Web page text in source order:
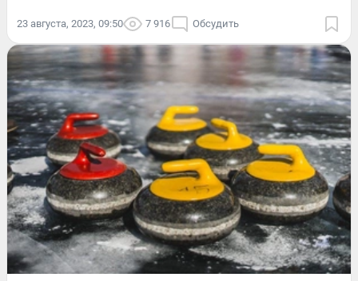
23 августа, 2023, 09:50 7 916 Обсудить